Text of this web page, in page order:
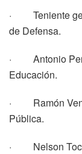
· Teniente
de Defensa.
· Antonio
Educación.
· Ramón
Pública.
· Nelson Toca